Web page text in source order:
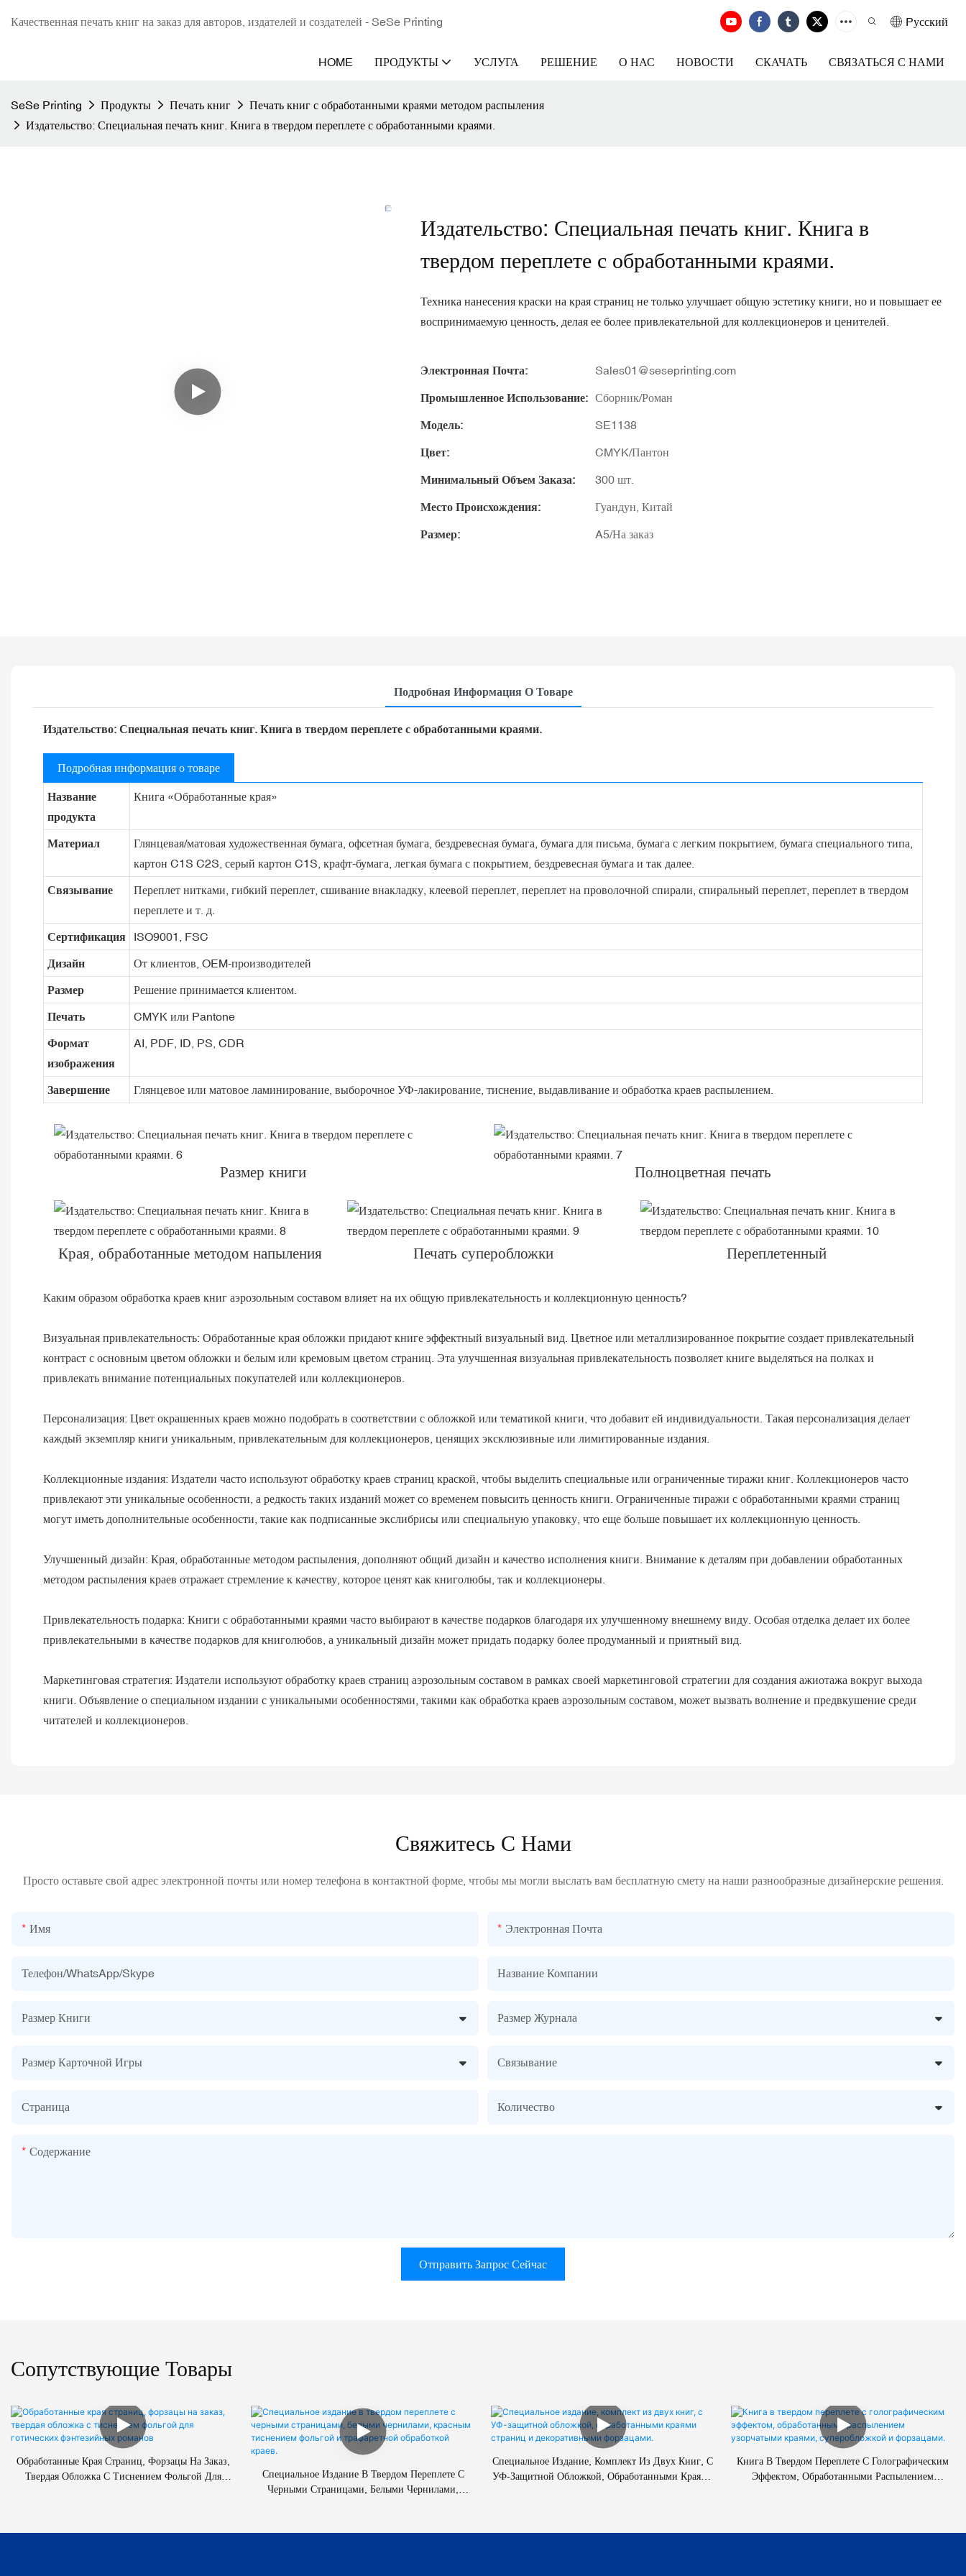
Качественная печать книг на заказ для авторов, издателей и создателей - SeSe Printing Pусский
HOME ПРОДУКТЫ УСЛУГА РЕШЕНИЕ О НАС НОВОСТИ СКАЧАТЬ СВЯЗАТЬСЯ С НАМИ
SeSe Printing Продукты Печать книг
Печать книг с обработанными краями методом распыления
Издательство: Специальная печать книг. Книга в твердом переплете с обработанными краями.
Издательство: Специальная печать книг. Книга в
твердом переплете с обработанными краями.
Техника нанесения краски на края страниц не только улучшает общую эстетику книги, но и повышает ее
воспринимаемую ценность, делая ее более привлекательной для коллекционеров и ценителей.
Электронная Почта: Sales01@seseprinting.com
Промышленное Использование: Сборник/Роман
Модель: SE1138
Цвет: CMYK/Пантон
Минимальный Объем Заказа: 300 шт.
Место Происхождения: Гуандун, Китай
Размер: A5/На заказ
Подробная Информация О Товаре
Издательство: Специальная печать книг. Книга в твердом переплете с обработанными краями.
Подробная информация о товаре
Название
продукта
Книга «Обработанные края»
Материал
Глянцевая/матовая художественная бумага, офсетная бумага, бездревесная бумага, бумага для письма, бумага с легким покрытием, бумага специального типа,
картон C1S C2S, серый картон C1S, крафт-бумага, легкая бумага с покрытием, бездревесная бумага и так далее.
Связывание
Переплет нитками, гибкий переплет, сшивание внакладку, клеевой переплет, переплет на проволочной спирали, спиральный переплет, переплет в твердом
переплете и т. д.
Сертификация ISO9001, FSC
Дизайн От клиентов, OEM-производителей
Размер Решение принимается клиентом.
Печать CMYK или Pantone
Формат
изображения
AI, PDF, ID, PS, CDR
Завершение Глянцевое или матовое ламинирование, выборочное УФ-лакирование, тиснение, выдавливание и обработка краев распылением.
Размер книги Полноцветная печать
Края, обработанные методом напыления Печать суперобложки Переплетенный
Каким образом обработка краев книг аэрозольным составом влияет на их общую привлекательность и коллекционную ценность?
Визуальная привлекательность: Обработанные края обложки придают книге эффектный визуальный вид. Цветное или металлизированное покрытие создает привлекательный
контраст с основным цветом обложки и белым или кремовым цветом страниц. Эта улучшенная визуальная привлекательность позволяет книге выделяться на полках и
привлекать внимание потенциальных покупателей или коллекционеров.
Персонализация: Цвет окрашенных краев можно подобрать в соответствии с обложкой или тематикой книги, что добавит ей индивидуальности. Такая персонализация делает
каждый экземпляр книги уникальным, привлекательным для коллекционеров, ценящих эксклюзивные или лимитированные издания.
Коллекционные издания: Издатели часто используют обработку краев страниц краской, чтобы выделить специальные или ограниченные тиражи книг. Коллекционеров часто
привлекают эти уникальные особенности, а редкость таких изданий может со временем повысить ценность книги. Ограниченные тиражи с обработанными краями страниц
могут иметь дополнительные особенности, такие как подписанные экслибрисы или специальную упаковку, что еще больше повышает их коллекционную ценность.
Улучшенный дизайн: Края, обработанные методом распыления, дополняют общий дизайн и качество исполнения книги. Внимание к деталям при добавлении обработанных
методом распыления краев отражает стремление к качеству, которое ценят как книголюбы, так и коллекционеры.
Привлекательность подарка: Книги с обработанными краями часто выбирают в качестве подарков благодаря их улучшенному внешнему виду. Особая отделка делает их более
привлекательными в качестве подарков для книголюбов, а уникальный дизайн может придать подарку более продуманный и приятный вид.
Маркетинговая стратегия: Издатели используют обработку краев страниц аэрозольным составом в рамках своей маркетинговой стратегии для создания ажиотажа вокруг выхода
книги. Объявление о специальном издании с уникальными особенностями, такими как обработка краев аэрозольным составом, может вызвать волнение и предвкушение среди
читателей и коллекционеров.
Свяжитесь С Нами
Просто оставьте свой адрес электронной почты или номер телефона в контактной форме, чтобы мы могли выслать вам бесплатную смету на наши разнообразные дизайнерские решения.
Имя Электронная Почта
Телефон/WhatsApp/Skype Название Компании
Размер Книги Размер Журнала
Размер Карточной Игры Связывание
Страница Количество
Содержание
Отправить Запрос Сейчас
Сопутствующие Товары
Обработанные Края Страниц, Форзацы На Заказ,
Твердая Обложка С Тиснением Фольгой Для
Специальное Издание В Твердом Переплете С
Черными Страницами, Белыми Чернилами,
Специальное Издание, Комплект Из Двух Книг, С
УФ-Защитной Обложкой, Обработанными Краями
Книга В Твердом Переплете С Голографическим
Эффектом, Обработанными Распылением